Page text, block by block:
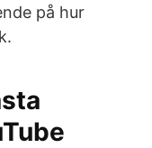
på hur